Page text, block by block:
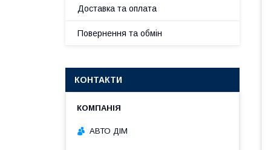
Доставка та оплата
Повернення та обмін
КОНТАКТИ
АВТО ДІМ